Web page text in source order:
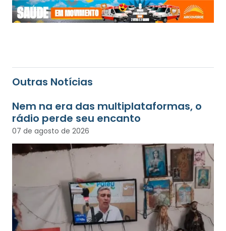
Outras Notícias
Nem na era das multiplataformas, o
rádio perde seu encanto
07 de agosto de 2026